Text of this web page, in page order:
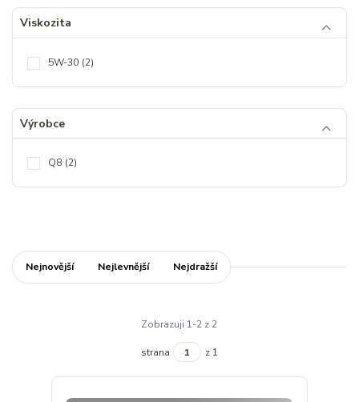
Viskozita
5W-30 (2)
Výrobce
Q8 (2)
Nejnovější Nejlevnější Nejdražší
Zobrazuji 1-2 z 2
strana z 1